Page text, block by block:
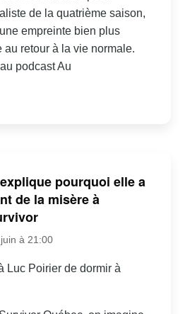
de la quatrième saison,
empreinte bien plus
au retour à la vie normale.
podcast Au
pourquoi elle a
de la misère à
à 21:00
Luc Poirier de dormir à